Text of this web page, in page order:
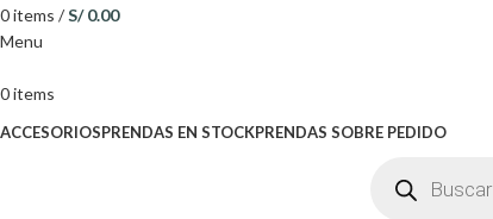
0items /S/0.00
Menu
0items
ACCESORIOSPRENDAS EN STOCKPRENDAS SOBRE PEDIDO